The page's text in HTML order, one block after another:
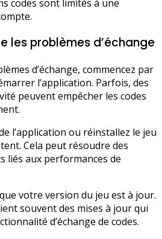
codes sont limités à une
les problèmes d’échange
d’échange, commencez par
l’application. Parfois, des
peuvent empêcher les codes
l’application ou réinstallez le jeu
Cela peut résoudre des
liés aux performances de
votre version du jeu est à jour.
souvent des mises à jour qui
d’échange de codes.